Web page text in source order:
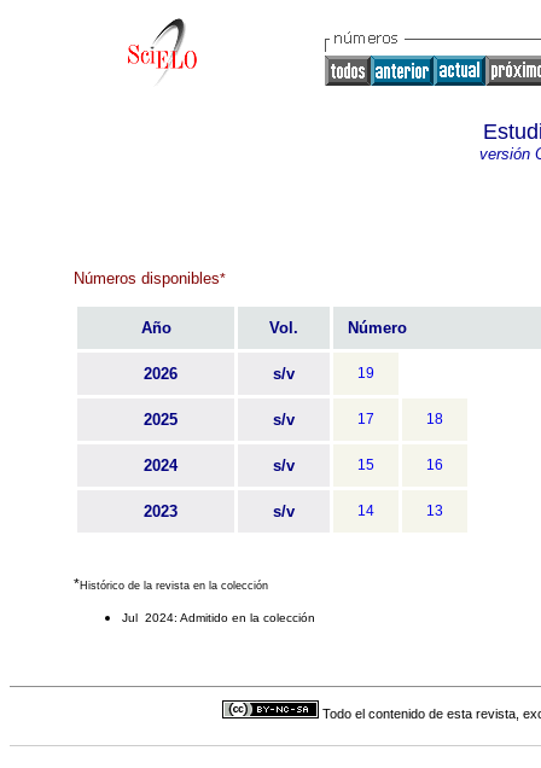
versión
Números disponibles*
Año Vol. Número
2026 s/v 19
2025 s/v 17 18
2024 s/v 15 16
2023 s/v 14 13
*Histórico de la revista en la colección
Jul 2024: Admitido en la colección
Todo el contenido de esta revista,